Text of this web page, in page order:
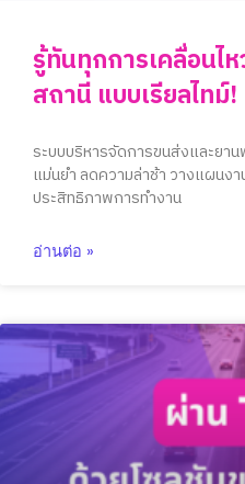
รู้ทันทุกการเคลื่อนไ
สถานี แบบเรียลไทม์!
ระบบบริหารจัดการขนส่งและยา
แม่นยำ ลดความล่าช้า วางแผนง
ประสิทธิภาพการทำงาน
อ่านต่อ »